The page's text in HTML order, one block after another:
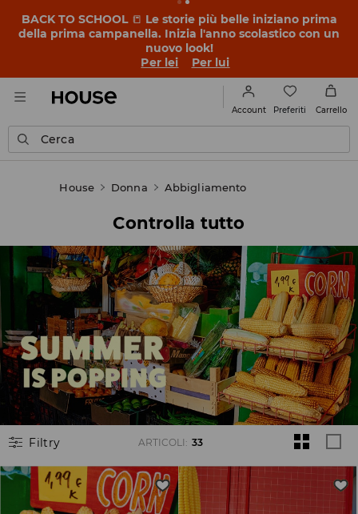
BACK TO SCHOOL 📒 Le storie più belle iniziano prima
della prima campanella. Inizia l'anno scolastico con un
nuovo look!
Per lei
Per lui
Account Preferiti Carrello
Cerca
House Donna Abbigliamento
Controlla tutto
Filtry ARTICOLI : 33